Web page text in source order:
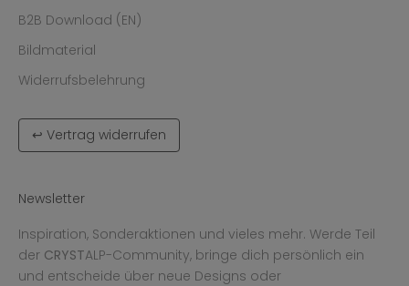
B2B Download (EN)
Bildmaterial
Widerrufsbelehrung
↩ Vertrag widerrufen
Newsletter
Inspiration, Sonderaktionen und vieles mehr. Werde Teil
der CRYSTALP-Community, bringe dich persönlich ein
und entscheide über neue Designs oder